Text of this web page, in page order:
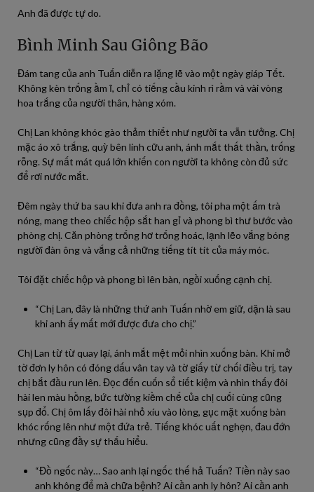
Anh đã được tự do.
Bình Minh Sau Giông Bão
Đám tang của anh Tuấn diễn ra lặng lẽ vào một ngày giáp Tết.
Không kèn trống ầm ĩ, chỉ có tiếng cầu kinh rì rầm và vài vòng
hoa trắng của người thân, hàng xóm.
Chị Lan không khóc gào thảm thiết như người ta vẫn tưởng. Chị
mặc áo xô trắng, quỳ bên linh cữu anh, ánh mắt thất thần, trống
rỗng. Sự mất mát quá lớn khiến con người ta không còn đủ sức
để rơi nước mắt.
Đêm ngày thứ ba sau khi đưa anh ra đồng, tôi pha một ấm trà
nóng, mang theo chiếc hộp sắt han gỉ và phong bì thư bước vào
phòng chị. Căn phòng trống hơ trống hoác, lạnh lẽo vắng bóng
người đàn ông và vắng cả những tiếng tít tít của máy móc.
Tôi đặt chiếc hộp và phong bì lên bàn, ngồi xuống cạnh chị.
“Chị Lan, đây là những thứ anh Tuấn nhờ em giữ, dặn là sau
khi anh ấy mất mới được đưa cho chị.”
Chị Lan từ từ quay lại, ánh mắt mệt mỏi nhìn xuống bàn. Khi mở
tờ đơn ly hôn có đóng dấu vân tay và tờ giấy từ chối điều trị, tay
chị bắt đầu run lên. Đọc đến cuốn sổ tiết kiệm và nhìn thấy đôi
hài len màu hồng, bức tường kiềm chế của chị cuối cùng cũng
sụp đổ. Chị ôm lấy đôi hài nhỏ xíu vào lòng, gục mặt xuống bàn
khóc rống lên như một đứa trẻ. Tiếng khóc uất nghẹn, đau đớn
nhưng cũng đầy sự thấu hiểu.
“Đồ ngốc này… Sao anh lại ngốc thế hả Tuấn? Tiền này sao
anh không để mà chữa bệnh? Ai cần anh ly hôn? Ai cần anh